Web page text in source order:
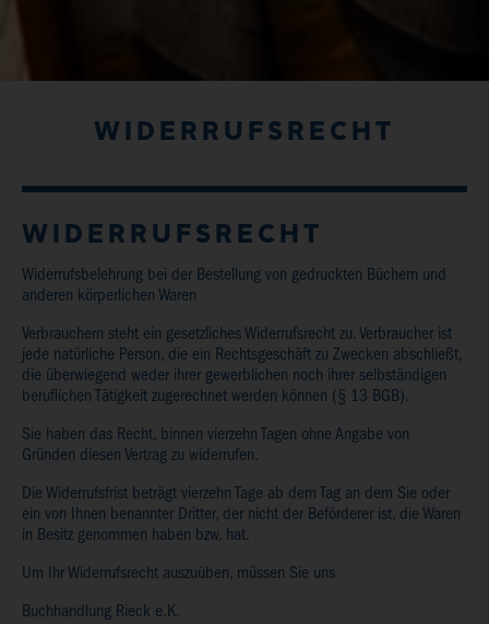
WIDERRUFSRECHT
WIDERRUFSRECHT
Widerrufsbelehrung bei der Bestellung von gedruckten Büchern und
anderen körperlichen Waren
Verbrauchern steht ein gesetzliches Widerrufsrecht zu. Verbraucher ist
jede natürliche Person, die ein Rechtsgeschäft zu Zwecken abschließt,
die überwiegend weder ihrer gewerblichen noch ihrer selbständigen
beruflichen Tätigkeit zugerechnet werden können (§ 13 BGB).
Sie haben das Recht, binnen vierzehn Tagen ohne Angabe von
Gründen diesen Vertrag zu widerrufen.
Die Widerrufsfrist beträgt vierzehn Tage ab dem Tag an dem Sie oder
ein von Ihnen benannter Dritter, der nicht der Beförderer ist, die Waren
in Besitz genommen haben bzw. hat.
Um Ihr Widerrufsrecht auszuüben, müssen Sie uns
Buchhandlung Rieck e.K.